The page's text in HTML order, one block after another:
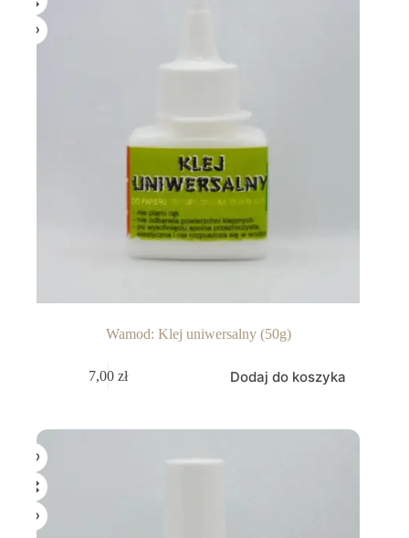
Wamod: Klej uniwersalny (50g)
7,00zł Dodaj do koszyka